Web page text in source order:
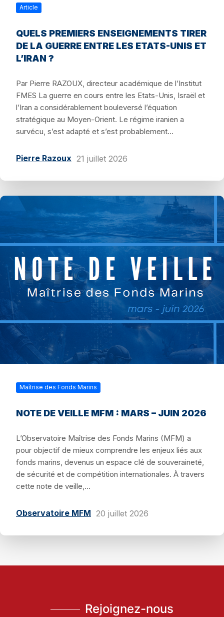
Article
QUELS PREMIERS ENSEIGNEMENTS TIRER
DE LA GUERRE ENTRE LES ETATS-UNIS ET
L’IRAN ?
Par Pierre RAZOUX, directeur académique de l’Institut
FMES La guerre en cours entre les Etats-Unis, Israël et
l’Iran a considérablement bouleversé l’équation
stratégique au Moyen-Orient. Le régime iranien a
survécu, s’est adapté et s’est probablement...
Pierre Razoux 21 juillet 2026
Maîtrise des Fonds Marins
NOTE DE VEILLE MFM : MARS – JUIN 2026
L’Observatoire Maîtrise des Fonds Marins (MFM) a
pour objectif de mieux comprendre les enjeux liés aux
fonds marins, devenus un espace clé de souveraineté,
de sécurité et de compétition internationales. À travers
cette note de veille,...
Observatoire MFM 20 juillet 2026
Rejoignez-nous